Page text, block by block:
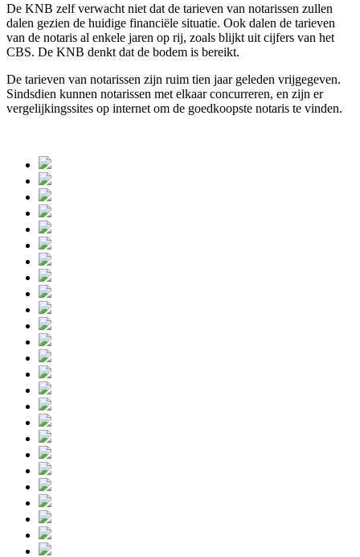
De KNB zelf verwacht niet dat de tarieven van notarissen zullen
dalen gezien de huidige financiële situatie. Ook dalen de tarieven
van de notaris al enkele jaren op rij, zoals blijkt uit cijfers van het
CBS. De KNB denkt dat de bodem is bereikt.
De tarieven van notarissen zijn ruim tien jaar geleden vrijgegeven.
Sindsdien kunnen notarissen met elkaar concurreren, en zijn er
vergelijkingssites op internet om de goedkoopste notaris te vinden.